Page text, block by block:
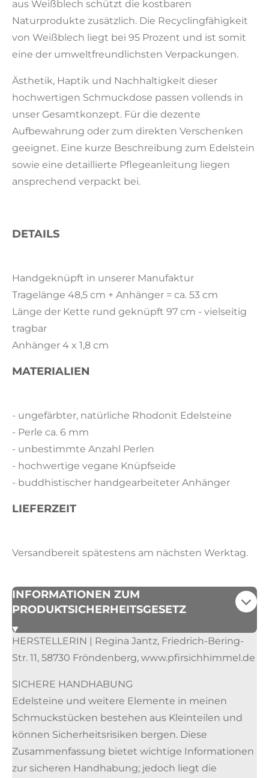
aus Weißblech schützt die kostbaren
Naturprodukte zusätzlich. Die Recyclingfähigkeit
von Weißblech liegt bei 95 Prozent und ist somit
eine der umweltfreundlichsten Verpackungen.
Ästhetik, Haptik und Nachhaltigkeit dieser
hochwertigen Schmuckdose passen vollends in
unser Gesamtkonzept. Für die dezente
Aufbewahrung oder zum direkten Verschenken
geeignet. Eine kurze Beschreibung zum Edelstein
sowie eine detaillierte Pflegeanleitung liegen
ansprechend verpackt bei.
DETAILS
Handgeknüpft in unserer Manufaktur
Tragelänge 48,5 cm + Anhänger = ca. 53 cm
Länge der Kette rund geknüpft 97 cm - vielseitig
tragbar
Anhänger 4 x 1,8 cm
MATERIALIEN
- ungefärbter, natürliche Rhodonit Edelsteine
- Perle ca. 6 mm
- unbestimmte Anzahl Perlen
- hochwertige vegane Knüpfseide
- buddhistischer handgearbeiteter Anhänger
LIEFERZEIT
Versandbereit spätestens am nächsten Werktag.
INFORMATIONEN ZUM
PRODUKTSICHERHEITSGESETZ
HERSTELLERIN | Regina Jantz, Friedrich-Bering-
Str. 11, 58730 Fröndenberg, www.pfirsichhimmel.de
SICHERE HANDHABUNG
Edelsteine und weitere Elemente in meinen
Schmuckstücken bestehen aus Kleinteilen und
können Sicherheitsrisiken bergen. Diese
Zusammenfassung bietet wichtige Informationen
zur sicheren Handhabung; jedoch liegt die